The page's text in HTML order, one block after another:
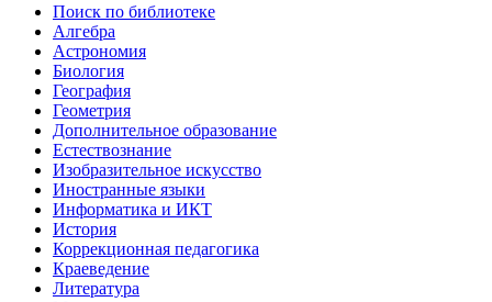
Поиск по библиотеке
Алгебра
Астрономия
Биология
География
Геометрия
Дополнительное образование
Естествознание
Изобразительное искусство
Иностранные языки
Информатика и ИКТ
История
Коррекционная педагогика
Краеведение
Литература